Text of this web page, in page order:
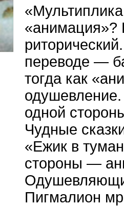
«анимация»?
переводе —
тогда как
одной
Чудные
«Ежик в
стороны —
Пигмалион